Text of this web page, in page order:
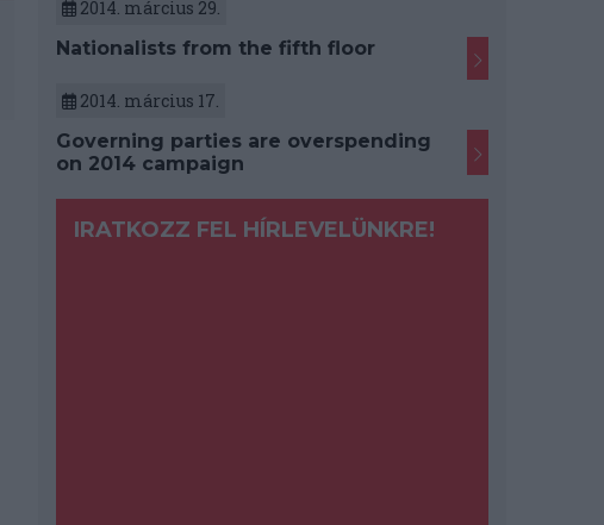
2014. március 29.
Nationalists from the fifth floor
2014. március 17.
Governing parties are overspending
on 2014 campaign
IRATKOZZ FEL HÍRLEVELÜNKRE!